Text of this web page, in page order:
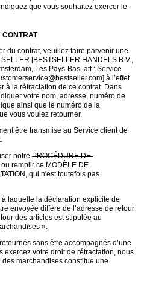
que vous souhaitez exercer le
CONTRAT
du contrat, veuillez faire parvenir une
[BESTSELLER HANDELS B.V.,
Les Pays-Bas, att.: Service
] à l’effet
à la rétractation de ce contrat. Dans
votre nom, adresse, numéro de
ainsi que le numéro de la
vous voulez retourner.
être transmise au Service client de
notre PROCÉDURE DE
ou remplir ce MODÈLE DE
, qui n'est toutefois pas
à laquelle la déclaration explicite de
envoyée diffère de l’adresse de retour
des articles est stipulée au
».
sans être accompagnés d’une
exercez votre droit de rétractation, nous
marchandises constitue une